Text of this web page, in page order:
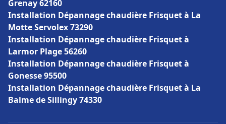
Grenay 62160
Installation Dépannage chaudière Frisquet à La
Motte Servolex 73290
Installation Dépannage chaudière Frisquet à
Larmor Plage 56260
Installation Dépannage chaudière Frisquet à
Gonesse 95500
Installation Dépannage chaudière Frisquet à La
Balme de Sillingy 74330